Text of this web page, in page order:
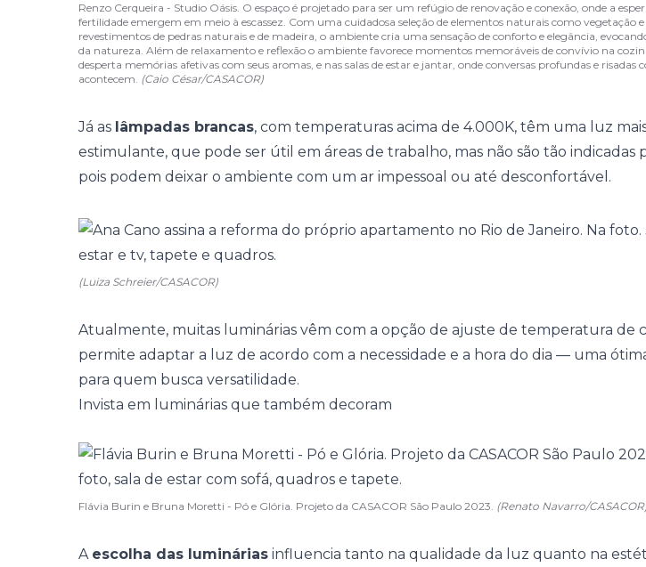
Renzo Cerqueira - Studio Oásis. O espaço é projetado para ser um refúgio de renovação e conexão, onde a
fertilidade emergem em meio à escassez. Com uma cuidadosa seleção de elementos naturais como vegetação e
revestimentos de pedras naturais e de madeira, o ambiente cria uma sensação de conforto e elegância,
da natureza. Além de relaxamento e reflexão o ambiente favorece momentos memoráveis de convívio na
desperta memórias afetivas com seus aromas, e nas salas de estar e jantar, onde conversas profundas e risadas
acontecem. (Caio César/CASACOR)
Já as lâmpadas brancas, com temperaturas acima de 4.000K, têm uma luz
estimulante, que pode ser útil em áreas de trabalho, mas não são tão indicadas
pois podem deixar o ambiente com um ar impessoal ou até desconfortável.
(Luiza Schreier/CASACOR)
Atualmente, muitas luminárias vêm com a opção de ajuste de temperatura de
permite adaptar a luz de acordo com a necessidade e a hora do dia — uma
para quem busca versatilidade.
Invista em luminárias que também decoram
Flávia Burin e Bruna Moretti - Pó e Glória. Projeto da CASACOR São Paulo 2023. (Renato Navarro/
A escolha das luminárias influencia tanto na qualidade da luz quanto na